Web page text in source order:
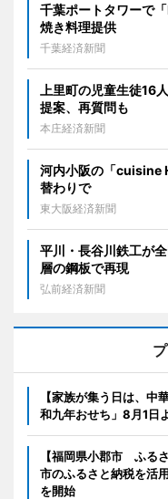
千葉ポートタワーで
焼き料理提供
千葉経済新聞
上里町の児童生徒
提案、再質問も
本庄経済新聞
河内小阪の「cuisine
替わりで
東大阪経済新聞
平川・長谷川鉄工が
層の鋼板で再現
弘前経済新聞
【家族が集う日は、中
和九年おせち」8月1日
【福岡県小郡市 ふる
市のふるさと納税を活
を開始